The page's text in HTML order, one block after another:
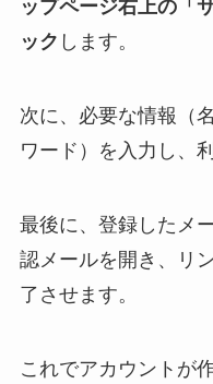
ップページ右上の「
ック します。
次に、必要な情報（
ワード）を入力し、
最後に、登録したメ
認メールを開き、リ
了させます。
これでアカウントが